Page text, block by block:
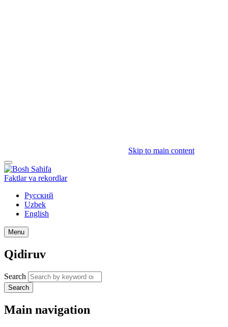
Skip to main content
Faktlar va rekordlar
Русский
Uzbek
English
Menu
Qidiruv
Search
Search
Main navigation